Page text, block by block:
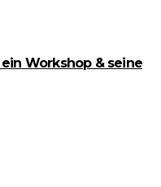
Workshop & seine